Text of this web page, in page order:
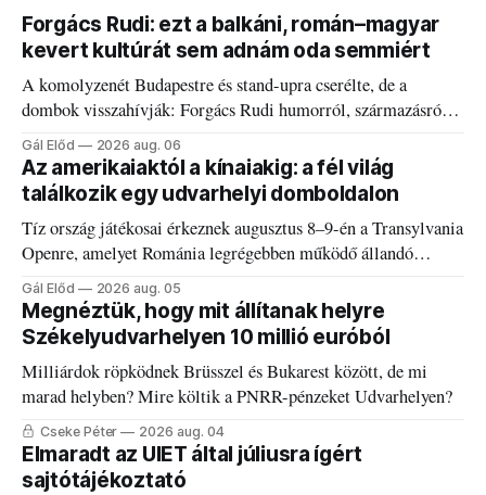
Forgács Rudi: ezt a balkáni, román–magyar
kevert kultúrát sem adnám oda semmiért
A komolyzenét Budapestre és stand-upra cserélte, de a
dombok visszahívják: Forgács Rudi humorról, származásról
és határokról.
Gál Előd 2026 aug. 06
Az amerikaiaktól a kínaiakig: a fél világ
találkozik egy udvarhelyi domboldalon
Tíz ország játékosai érkeznek augusztus 8–9-én a Transylvania
Openre, amelyet Románia legrégebben működő állandó
discgolfpályáján rendeznek meg.
Gál Előd 2026 aug. 05
Megnéztük, hogy mit állítanak helyre
Székelyudvarhelyen 10 millió euróból
Milliárdok röpködnek Brüsszel és Bukarest között, de mi
marad helyben? Mire költik a PNRR-pénzeket Udvarhelyen?
Cseke Péter 2026 aug. 04
Elmaradt az UIET által júliusra ígért
sajtótájékoztató